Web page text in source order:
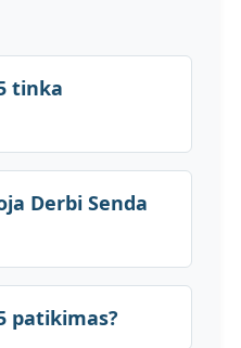
tinka
Derbi Senda
patikimas?